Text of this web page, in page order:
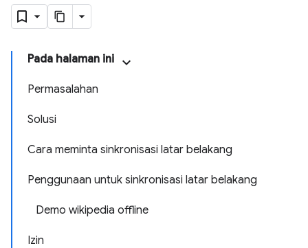
Pada halaman ini
Permasalahan
Solusi
Cara meminta sinkronisasi latar belakang
Penggunaan untuk sinkronisasi latar belakang
Demo wikipedia offline
Izin